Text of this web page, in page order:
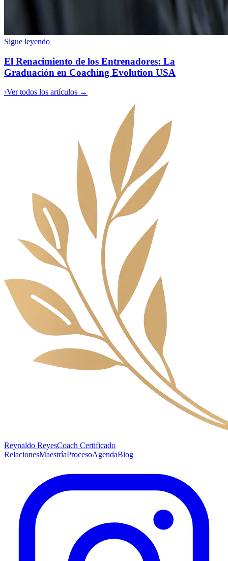
Sigue leyendo
El Renacimiento de los Entrenadores: La
Graduación en Coaching Evolution USA
›Ver todos los artículos →
Reynaldo ReyesCoach Certificado
RelacionesMaestríaProcesoAgendaBlog